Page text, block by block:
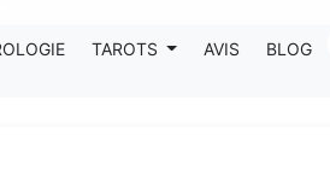
TAROTS AVIS BLOG